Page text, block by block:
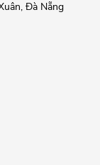
Đà Nẵng